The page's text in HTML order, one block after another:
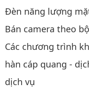
Đèn năng lượng
Bán camera theo bộ
Các chương trình
hàn cáp quang -
dịch vụ